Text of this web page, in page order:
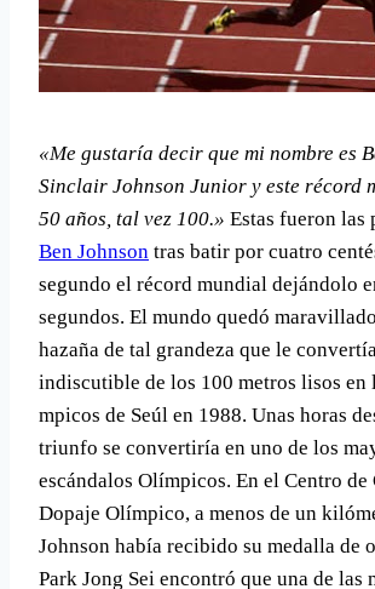
«Me gustarí­a decir que mi nombre es
Sinclair Johnson Junior y este récord
50 años, tal vez 100.» Estas fueron las
Ben Johnson tras batir por cuatro
segundo el récord mundial dejándolo
segundos. El mundo quedó
hazaña de tal grandeza que le
indiscutible de los 100 metros lisos
mpicos de Seúl en 1988. Unas horas
triunfo se convertirí­a en uno de los
escándalos Olí­mpicos. En el Centro de
Dopaje Olí­mpico, a menos de un
Johnson habí­a recibido su medalla de
Park Jong Sei encontró que una de las